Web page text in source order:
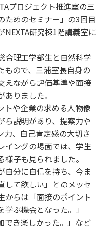
プロジェクト推進室の三
ためのセミナー」の3回目
NEXTA研究棟1階講義室に
合理工学部生と自然科学
もので、三浦室長自身の
えながら評価基準や面接
りました。
や企業の求める人物像
ら説明があり、提案力や
力、自己肯定感の大切さ
イングの場面では、学生
子も見られました。
分に自信を持ち、今ま
して欲しい」とのメッセ
からは「面接のポイント
ぶ機会となった。」
でき楽しかった。」など